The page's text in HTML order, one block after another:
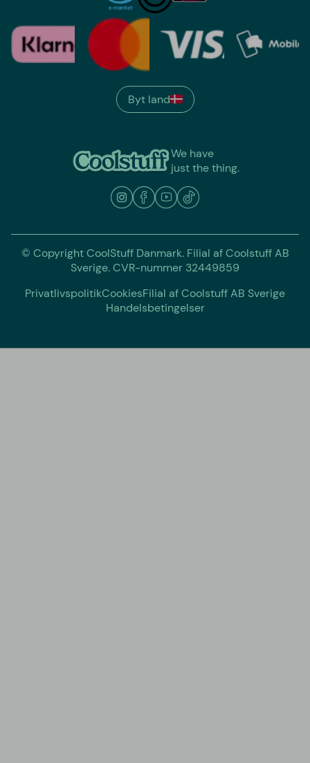
We have
just the thing.
Byt land
© Copyright CoolStuff Danmark. Filial af Coolstuff AB
Sverige. CVR-nummer 32449859
PrivatlivspolitikCookiesFilial af Coolstuff AB Sverige
Handelsbetingelser